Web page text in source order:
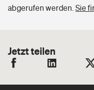
abgerufen werden. Sie
Jetzt teilen